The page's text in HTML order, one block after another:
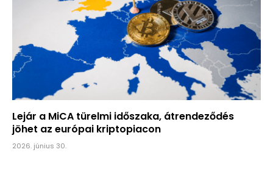
Lejár a MiCA türelmi időszaka, átrendeződés
jöhet az európai kriptopiacon
2026. június 30.